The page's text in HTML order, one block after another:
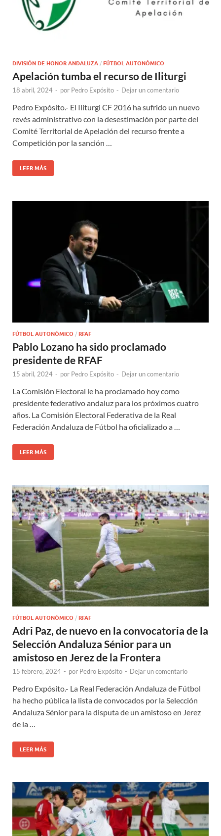
DIVISIÓN DE HONOR ANDALUZA / FÚTBOL AUTONÓMICO
Apelación tumba el recurso de Iliturgi
18 abril, 2024 - por Pedro Expósito - Dejar un comentario
Pedro Expósito.- El Iliturgi CF 2016 ha sufrido un nuevo
revés administrativo con la desestimación por parte del
Comité Territorial de Apelación del recurso frente a
Competición por la sanción …
LEER MÁS
FÚTBOL AUTONÓMICO / RFAF
Pablo Lozano ha sido proclamado
presidente de RFAF
15 abril, 2024 - por Pedro Expósito - Dejar un comentario
La Comisión Electoral le ha proclamado hoy como
presidente federativo andaluz para los próximos cuatro
años. La Comisión Electoral Federativa de la Real
Federación Andaluza de Fútbol ha oficializado a …
LEER MÁS
FÚTBOL AUTONÓMICO / RFAF
Adri Paz, de nuevo en la convocatoria de la
Selección Andaluza Sénior para un
amistoso en Jerez de la Frontera
15 febrero, 2024 - por Pedro Expósito - Dejar un comentario
Pedro Expósito.- La Real Federación Andaluza de Fútbol
ha hecho pública la lista de convocados por la Selección
Andaluza Sénior para la disputa de un amistoso en Jerez
de la …
LEER MÁS